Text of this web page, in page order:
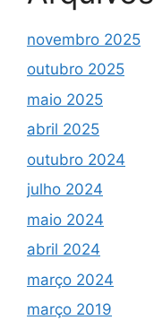
novembro 2025
outubro 2025
maio 2025
abril 2025
outubro 2024
julho 2024
maio 2024
abril 2024
março 2024
março 2019